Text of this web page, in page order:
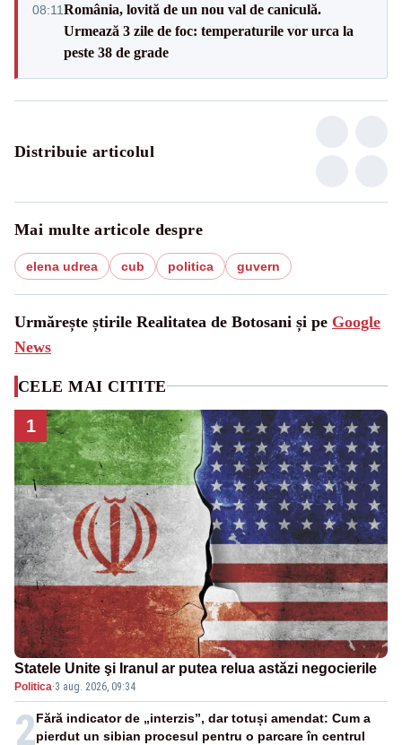
08:11România, lovită de un nou val de caniculă.
Urmează 3 zile de foc: temperaturile vor urca la
peste 38 de grade
Distribuie articolul
Mai multe articole despre
elena udrea cub politica guvern
Urmărește știrile Realitatea de Botosani și pe Google
News
CELE MAI CITITE
1
Statele Unite şi Iranul ar putea relua astăzi negocierile
Politica·3 aug. 2026, 09:34
2Fără indicator de „interzis”, dar totuși amendat: Cum a
pierdut un sibian procesul pentru o parcare în centrul